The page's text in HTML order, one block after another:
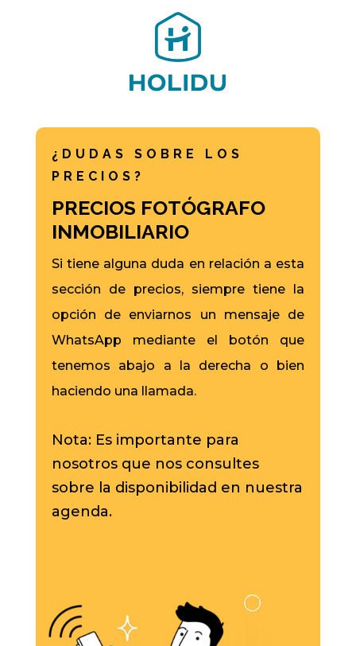
¿DUDAS SOBRE LOS
PRECIOS?
PRECIOS FOTÓGRAFO
INMOBILIARIO
Si tiene alguna duda en relación a esta
sección de precios, siempre tiene la
opción de enviarnos un mensaje de
WhatsApp mediante el botón que
tenemos abajo a la derecha o bien
haciendo una llamada.
Nota: Es importante para
nosotros que nos consultes
sobre la disponibilidad en nuestra
agenda.